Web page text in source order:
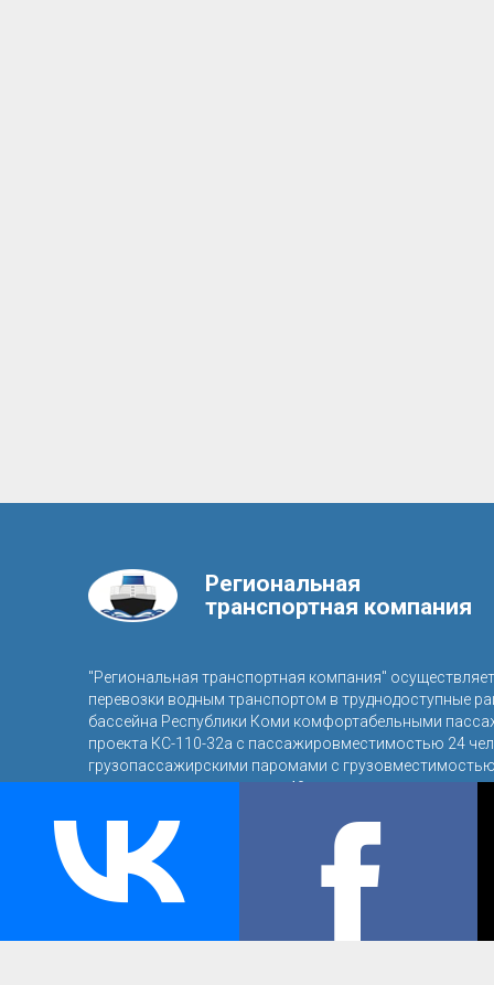
Региональная
транспортная компания
"Региональная транспортная компания"
перевозки водным транспортом в труднодоступные
бассейна Республики Коми комфортабельными
проекта КС-110-32а с пассажировместимостью 24
грузопассажирскими паромами с
пассажировместимостью 40 человек.